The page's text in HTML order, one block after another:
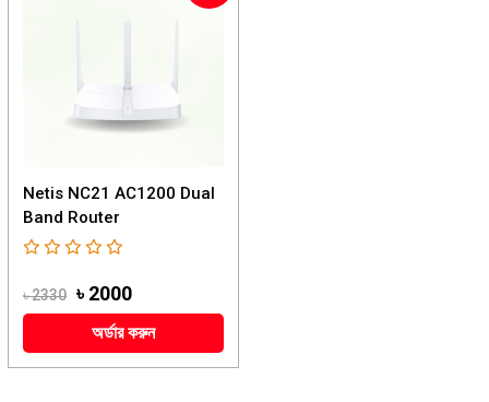
Netis NC21 AC1200 Dual
Band Router
৳ 2330 ৳ 2000
অর্ডার করুন